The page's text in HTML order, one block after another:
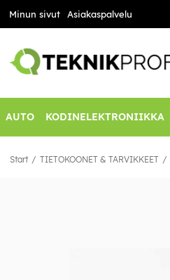
Minun sivut Asiakaspalvelu
AUTO KODINELEKTRONIIKKA
Start TIETOKOONET & TARVIKKEET